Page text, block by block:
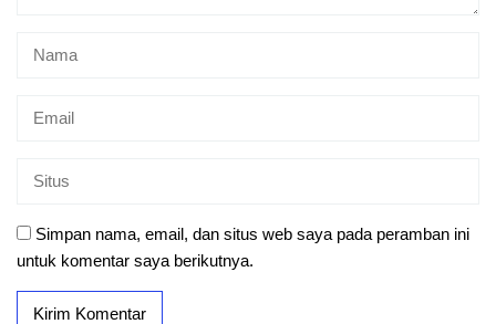
Simpan nama, email, dan situs web saya pada peramban ini
untuk komentar saya berikutnya.